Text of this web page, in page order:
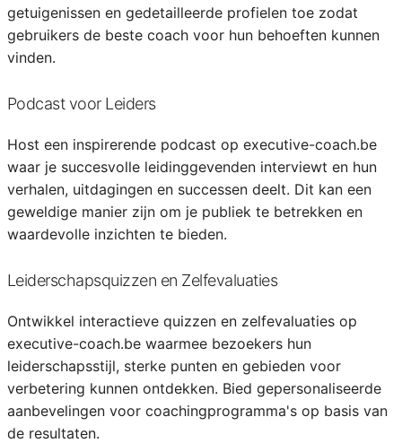
getuigenissen en gedetailleerde profielen toe zodat
gebruikers de beste coach voor hun behoeften kunnen
vinden.
Podcast voor Leiders
Host een inspirerende podcast op executive-coach.be
waar je succesvolle leidinggevenden interviewt en hun
verhalen, uitdagingen en successen deelt. Dit kan een
geweldige manier zijn om je publiek te betrekken en
waardevolle inzichten te bieden.
Leiderschapsquizzen en Zelfevaluaties
Ontwikkel interactieve quizzen en zelfevaluaties op
executive-coach.be waarmee bezoekers hun
leiderschapsstijl, sterke punten en gebieden voor
verbetering kunnen ontdekken. Bied gepersonaliseerde
aanbevelingen voor coachingprogramma's op basis van
de resultaten.